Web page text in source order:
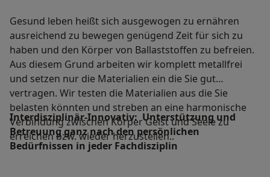
Gesund leben heißt sich ausgewogen zu ernähren
ausreichend zu bewegen genügend Zeit für sich zu
haben und den Körper von Ballaststoffen zu befreien.
Aus diesem Grund arbeiten wir komplett metallfrei
und setzen nur die Materialien ein die Sie gut
vertragen. Wir testen die Materialien aus die Sie
belasten könnten und streben an eine harmonische
Verbindung zwischen Körper Geist und Seele zu
erreichen bzw. wieder herzustellen..
Interdisziplinär-Innovativ: Unterstützung und
Betreuung ganz nach den persönlichen
Bedürfnissen in jeder Fachdisziplin